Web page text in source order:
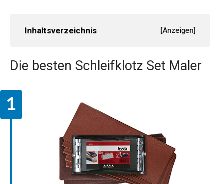
Inhaltsverzeichnis [Anzeigen]
Die besten Schleifklotz Set Maler